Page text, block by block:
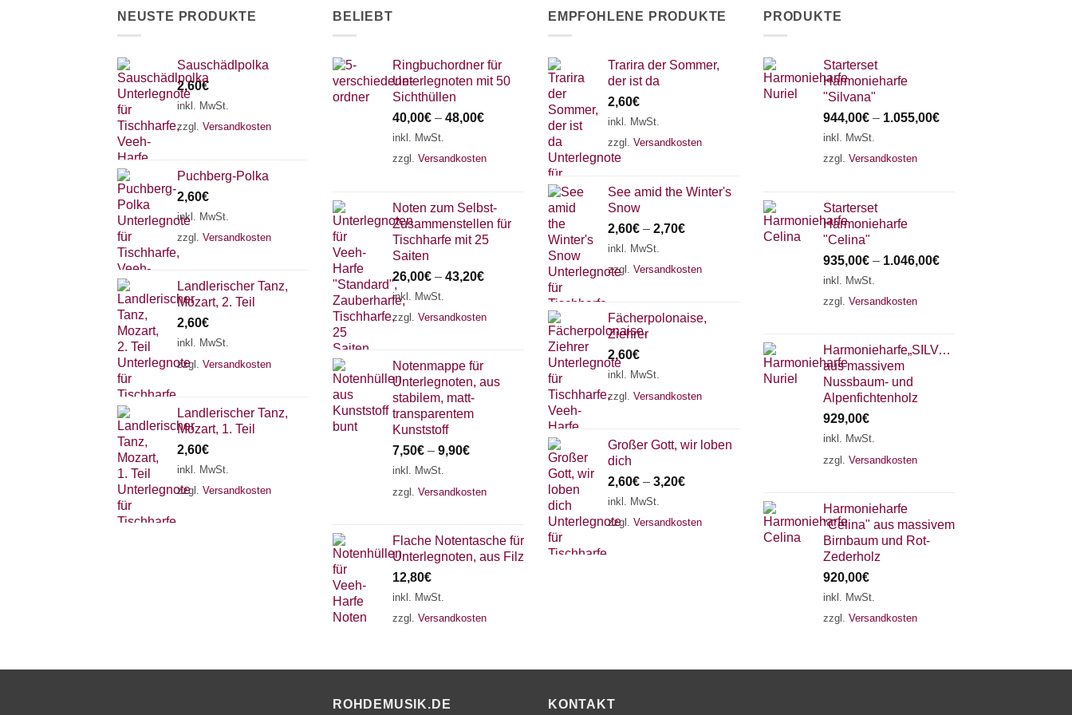
NEUSTE PRODUKTE
Sauschädlpolka
2,60€
inkl. MwSt.
zzgl. Versandkosten
Puchberg-Polka
2,60€
inkl. MwSt.
zzgl. Versandkosten
Landlerischer Tanz,
Mozart, 2. Teil
2,60€
inkl. MwSt.
zzgl. Versandkosten
Landlerischer Tanz,
Mozart, 1. Teil
2,60€
inkl. MwSt.
zzgl. Versandkosten
BELIEBT
Ringbuchordner für
Unterlegnoten mit 50
Sichthüllen
40,00€ – 48,00€
inkl. MwSt.
zzgl. Versandkosten
Noten zum Selbst-
Zusammenstellen für
Tischharfe mit 25
Saiten
26,00€ – 43,20€
inkl. MwSt.
zzgl. Versandkosten
Notenmappe für
Unterlegnoten, aus
stabilem, matt-
transparentem
Kunststoff
7,50€ – 9,90€
inkl. MwSt.
zzgl. Versandkosten
Flache Notentasche für
Unterlegnoten, aus Filz
12,80€
inkl. MwSt.
zzgl. Versandkosten
EMPFOHLENE PRODUKTE
Trarira der Sommer,
der ist da
2,60€
inkl. MwSt.
zzgl. Versandkosten
See amid the Winter's
Snow
2,60€ – 2,70€
inkl. MwSt.
zzgl. Versandkosten
Fächerpolonaise,
Ziehrer
2,60€
inkl. MwSt.
zzgl. Versandkosten
Großer Gott, wir loben
dich
2,60€ – 3,20€
inkl. MwSt.
zzgl. Versandkosten
PRODUKTE
Starterset
Harmonieharfe
"Silvana"
944,00€ – 1.055,00€
inkl. MwSt.
zzgl. Versandkosten
Starterset
Harmonieharfe
"Celina"
935,00€ – 1.046,00€
inkl. MwSt.
zzgl. Versandkosten
Harmonieharfe„SILVANA"
aus massivem
Nussbaum- und
Alpenfichtenholz
929,00€
inkl. MwSt.
zzgl. Versandkosten
Harmonieharfe
"Celina" aus massivem
Birnbaum und Rot-
Zederholz
920,00€
inkl. MwSt.
zzgl. Versandkosten
ROHDEMUSIK.DE KONTAKT
18 SAITEN 21 SAITEN 25 SAITEN
AKKORDZITHER